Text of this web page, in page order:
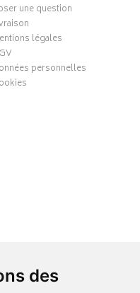
des
une question
légales
personnelles